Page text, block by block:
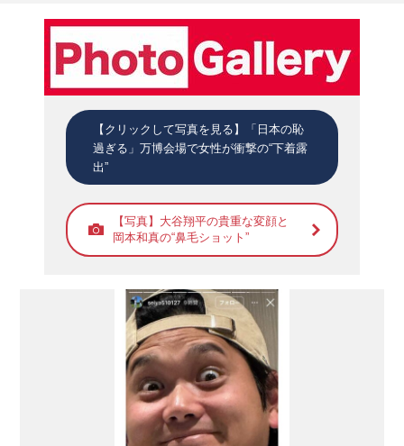
【クリックして写真を見る】「日本の恥
過ぎる」万博会場で女性が衝撃の“下着露
出”
【写真】大谷翔平の貴重な変顔と
岡本和真の“鼻毛ショット”